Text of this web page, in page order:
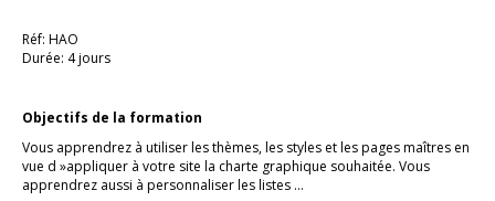
Réf: HAO
Durée: 4 jours
Objectifs de la formation
Vous apprendrez à utiliser les thèmes, les styles et les pages maîtres en
vue d »appliquer à votre site la charte graphique souhaitée. Vous
apprendrez aussi à personnaliser les listes …